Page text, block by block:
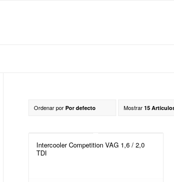
Ordenar por Por defecto Mostrar 15
Intercooler Competition VAG 1,6 / 2,0
TDI